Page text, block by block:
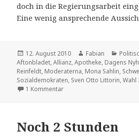
doch in die Regierungsarbeit
Eine wenig ansprechende
Veröffentlicht
am
12. August 2010 Autor
Fabian
Aftonbladet,Allianz,Apotheke, Dagens
Reinfeldt, Moderaterna, Mona Sahlin,
Sozialdemokraten, Sven Otto Littorin,Wahl
1 Kommentarzu State of the Wahlkampf
Noch 2 Stunden